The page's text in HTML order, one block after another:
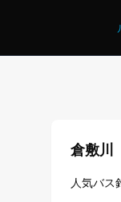
倉敷川
人気バ